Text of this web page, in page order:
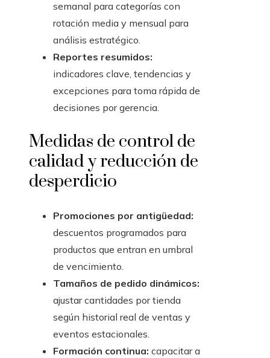
semanal para categorías con
rotación media y mensual para
análisis estratégico.
Reportes resumidos:
indicadores clave, tendencias y
excepciones para toma rápida de
decisiones por gerencia.
Medidas de control de
calidad y reducción de
desperdicio
Promociones por antigüedad:
descuentos programados para
productos que entran en umbral
de vencimiento.
Tamaños de pedido dinámicos:
ajustar cantidades por tienda
según historial real de ventas y
eventos estacionales.
Formación continua: capacitar a